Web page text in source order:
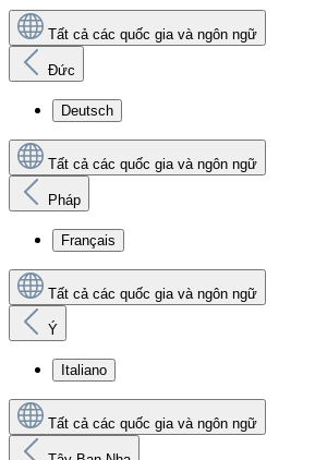
Tất cả các quốc gia và ngôn ngữ
Đức
Deutsch
Tất cả các quốc gia và ngôn ngữ
Pháp
Français
Tất cả các quốc gia và ngôn ngữ
Ý
Italiano
Tất cả các quốc gia và ngôn ngữ